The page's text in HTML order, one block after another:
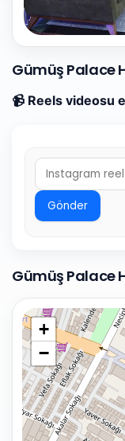
Gümüş Palace
📹 Reels videosu
Gönder
Gümüş Palace
+
−